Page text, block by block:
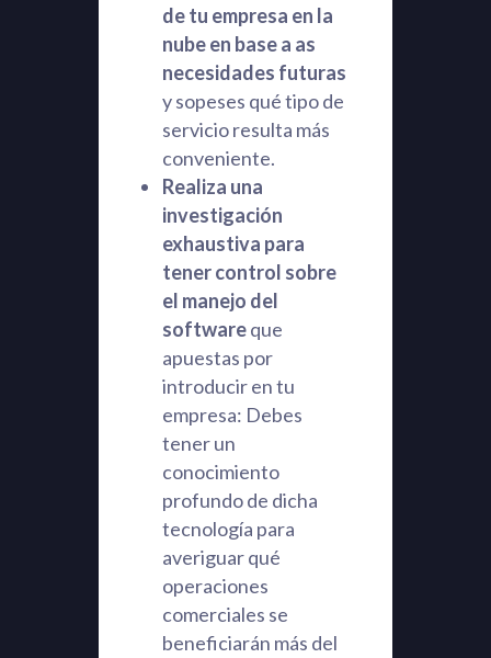
de tu empresa en la
nube en base a as
necesidades futuras
y sopeses qué tipo de
servicio resulta más
conveniente.
Realiza una
investigación
exhaustiva para
tener control sobre
el manejo del
softwareque
apuestas por
introducir en tu
empresa: Debes
tener un
conocimiento
profundo de dicha
tecnología para
averiguar qué
operaciones
comerciales se
beneficiarán más del